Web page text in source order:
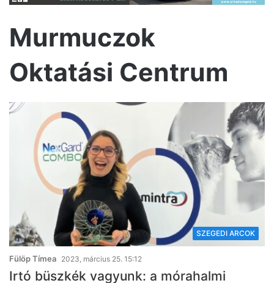
Murmuczok
Oktatási Centrum
SZEGEDI ARCOK
Fülöp Tímea 2023, március 25. 15:12
Irtó büszkék vagyunk: a mórahalmi